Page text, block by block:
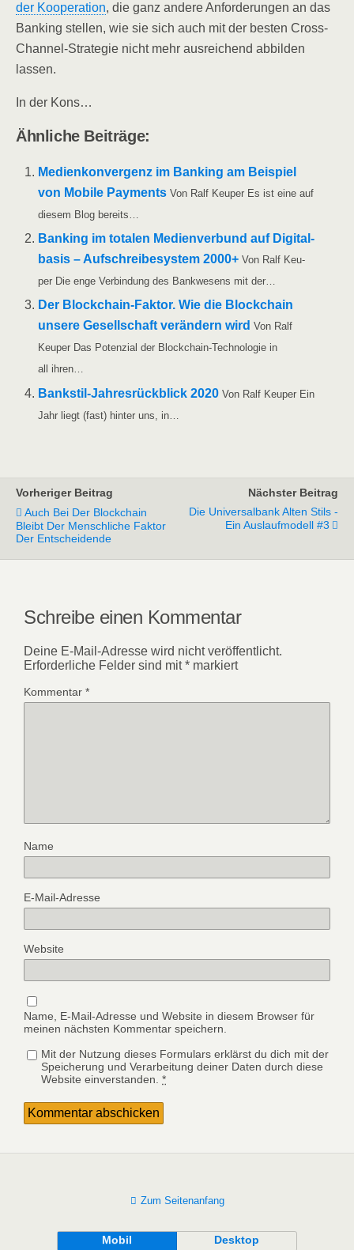
der Koope­ra­ti­on, die ganz ande­re Anfor­de­run­gen an das
Ban­king stel­len, wie sie sich auch mit der bes­ten Cross-
Chan­nel-Stra­te­gie nicht mehr aus­rei­chend abbil­den
lassen.
In der Kons…
Ähn­li­che Beiträge:
Medi­en­kon­ver­genz im Ban­king am Bei­spiel
von Mobi­le Pay­ments Von Ralf Keu­per Es ist eine auf
die­sem Blog bereits…
Ban­king im tota­len Medi­en­ver­bund auf Digi­tal­
ba­sis – Auf­schrei­be­sys­tem 2000+ Von Ralf Keu­
per Die enge Ver­bin­dung des Bank­we­sens mit der…
Der Block­chain-Fak­­tor. Wie die Block­chain
unse­re Gesell­schaft ver­än­dern wird Von Ralf
Keu­per Das Poten­zi­al der Block­chain-Tech­­no­­lo­­gie in
all ihren…
Ban­k­­stil-Jah­­res­rück­­blick 2020 Von Ralf Keu­per Ein
Jahr liegt (fast) hin­ter uns, in…
Vorheriger Beitrag
Auch Bei Der Blockchain
Bleibt Der Menschliche Faktor
Der Entscheidende
Nächster Beitrag
Die Universalbank Alten Stils -
Ein Auslaufmodell #3
Schreibe einen Kommentar
Deine E-Mail-Adresse wird nicht veröffentlicht.
Erforderliche Felder sind mit* markiert
Kommentar *
Name
E-Mail-Adresse
Website
Name, E-Mail-Adresse und Website in diesem Browser für
meinen nächsten Kommentar speichern.
Mit der Nutzung dieses Formulars erklärst du dich mit der
Speicherung und Verarbeitung deiner Daten durch diese
Website einverstanden. *
Zum Seitenanfang
Mobil Desktop